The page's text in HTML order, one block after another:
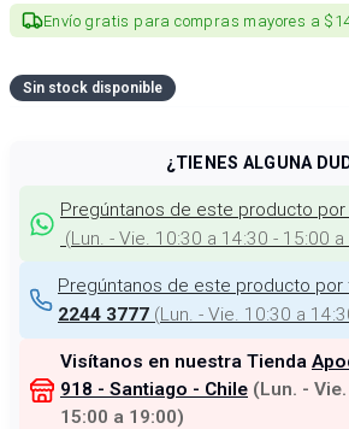
Envío gratis para compras mayores a
Sin stock disponible
¿TIENES ALGUNA
Pregúntanos de este producto por
(Lun. - Vie. 10:30 a 14:30 - 15:00
Pregúntanos de este producto por
2244 3777 (Lun. - Vie. 10:30 a
Visítanos en nuestra Tienda
918 - Santiago - Chile (Lun. -
15:00 a 19:00)